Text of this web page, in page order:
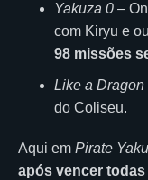
Yakuza 0 –
com Kiryu e
98 missões
Like a Dragon
do Coliseu.
Aqui em Pirate
após vencer